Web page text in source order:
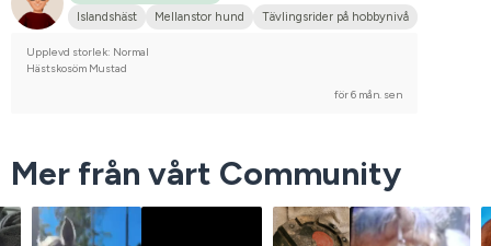
Islandshäst
Mellanstor hund Tävlingsrider på hobbynivå
Upplevd storlek: Normal
Hästskosöm Mustad
för 6 mån. sen
Mer från vårt Community